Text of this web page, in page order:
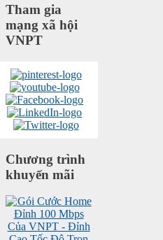
Tham gia
mạng xã hội
VNPT
Chương trình
khuyến mãi